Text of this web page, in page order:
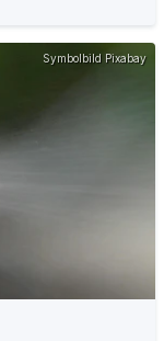
Symbolbild Pixabay